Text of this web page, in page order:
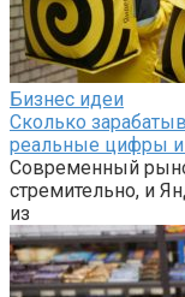
Бизнес идеи
Сколько
реальные цифры
Современный
стремительно, и
из